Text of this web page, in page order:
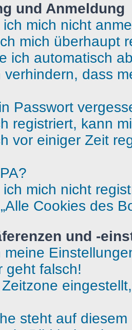
und Anmeldung
mich nicht
mich überhaupt
ich automatisch
verhindern, dass
Passwort
registriert, kann
vor einiger Zeit
mich nicht
Cookies des
und -
meine
geht falsch!
steht auf